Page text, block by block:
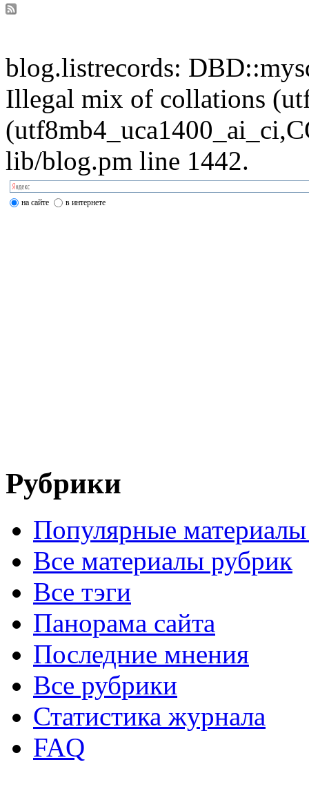
blog.listrecords:
Illegal mix of collations
lib/blog.pm line 1442.
на сайте в интернете
Рубрики
Популярные
Все материалы рубрик
Все тэги
Панорама сайта
Последние мнения
Все рубрики
Статистика журнала
FAQ